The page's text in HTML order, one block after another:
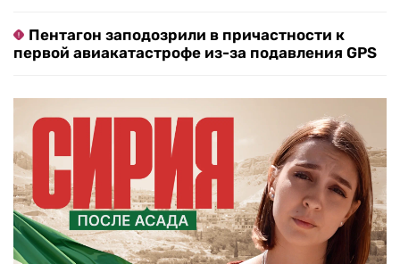
Пентагон заподозрили в причастности к
первой авиакатастрофе из-за подавления GPS